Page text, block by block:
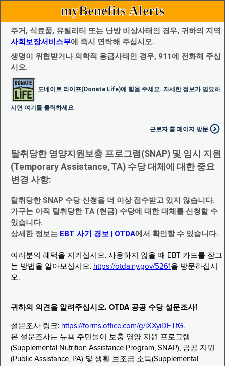
myBenefits Alerts
주거, 식료품, 유틸리티 또는 난방 비상사태인 경우, 귀하의 지역
사회보장서비스부에 즉시 연락해 주십시오.
생명이 위협받거나 의학적 응급사태인 경우, 911에 전화해 주십
시오.
도네이트 라이프(Donate Life)에 힘을 주세요. 자세한 정보가 필요하
시면 여기를 클릭하세요
근로자 홈 페이지 방문
탈취당한 영양지원보충 프로그램(SNAP) 및 임시 지원
(Temporary Assistance, TA) 수당 대체에 대한 중요
변경 사항:
탈취당한 SNAP 수당 신청을 더 이상 접수받고 있지 않습니다.
가구는 아직 탈취당한 TA (현금) 수당에 대한 대체를 신청할 수
있습니다.
상세한 정보는 EBT 사기 경보 | OTDA에서 확인할 수 있습니다.
여러분의 혜택을 지키십시오. 사용하지 않을 때 EBT 카드를 잠그
는 방법을 알아보십시오. https://otda.ny.gov/5261 을 방문하십시
오.
귀하의 의견을 알려주십시오. OTDA 공공 수당 설문조사!
설문조사 링크: https://forms.office.com/g/iXXyiDETtG.
본 설문조사는 뉴욕 주민들이 보충 영양 지원 프로그램
(Supplemental Nutrition Assistance Program, SNAP), 공공 지원
(Public Assistance, PA) 및 생활 보조금 소득(Supplemental